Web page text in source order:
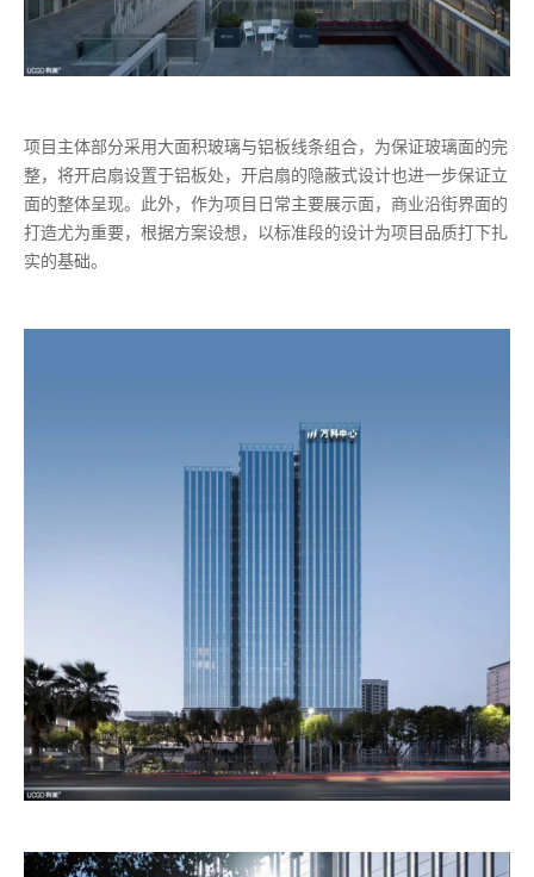
项目主体部分采用大面积玻璃与铝板线条组合，为保证玻璃面的完
整，将开启扇设置于铝板处，开启扇的隐蔽式设计也进一步保证立
面的整体呈现。此外，作为项目日常主要展示面，商业沿街界面的
打造尤为重要，根据方案设想，以标准段的设计为项目品质打下扎
实的基础。